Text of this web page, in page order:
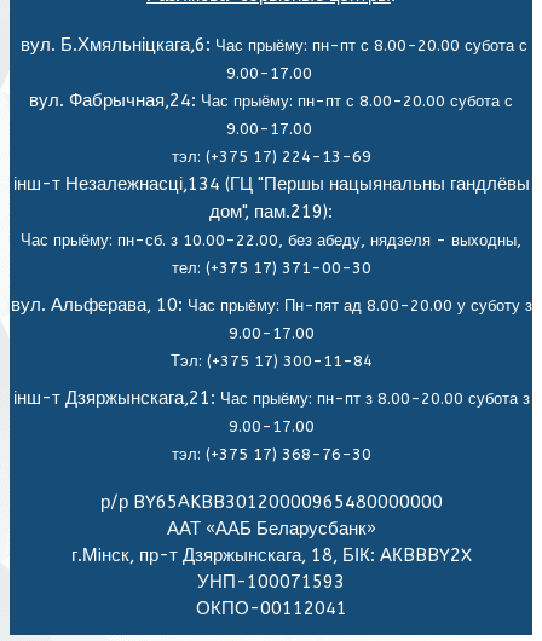
вул. Б.Хмяльніцкага,6: Час прыёму: пн-пт с 8.00-20.00 субота с
9.00-17.00
вул. Фабрычная,24: Час прыёму: пн-пт с 8.00-20.00 субота с
9.00-17.00
тэл: (+375 17) 224-13-69
інш-т Незалежнасці,134 (ГЦ "Першы нацыянальны гандлёвы
дом", пам.219):
Час прыёму: пн-сб. з 10.00-22.00, без абеду, нядзеля - выходны,
тел: (+375 17) 371-00-30
вул. Альферава, 10: Час прыёму: Пн-пят ад 8.00-20.00 у суботу з
9.00-17.00
Тэл: (+375 17) 300-11-84
інш-т Дзяржынскага,21: Час прыёму: пн-пт з 8.00-20.00 субота з
9.00-17.00
тэл: (+375 17) 368-76-30
р/р BY65AKBB30120000965480000000
ААТ «ААБ Беларусбанк»
г.Мiнск, пр-т Дзяржынскага, 18, БІК: АКBBBY2X
УНП-100071593
ОКПО-00112041